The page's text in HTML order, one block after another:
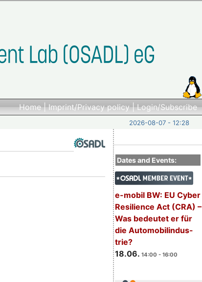
Home|Imprint/Privacy policy|Login/Subscribe
2026-08-07 - 12:28
Dates and Events:
e-mobil BW: EU Cyber
Resilience Act (CRA) –
Was bedeutet er für
die Automobilindus-
trie?
18.06. 14:00 - 16:00